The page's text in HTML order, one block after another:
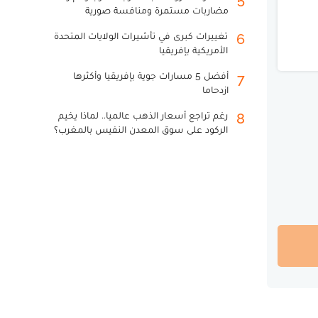
مضاربات مستمرة ومنافسة صورية
6
تغييرات كبرى في تأشيرات الولايات المتحدة
الأمريكية بإفريقيا
7
أفضل 5 مسارات جوية بإفريقيا وأكثرها
ازدحاما
8
رغم تراجع أسعار الذهب عالميا.. لماذا يخيم
الركود على سوق المعدن النفيس بالمغرب؟